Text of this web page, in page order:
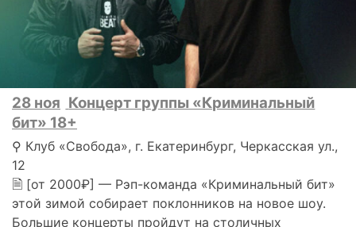
28 ноя Концерт группы «Криминальный
бит» 18+
⚲ Клуб «Свобода», г. Екатеринбург, Черкасская ул.,
12
🗎 [от 2000₽] — Рэп-команда «Криминальный бит»
этой зимой собирает поклонников на новое шоу.
Большие концерты пройдут на столичных